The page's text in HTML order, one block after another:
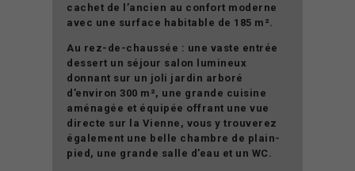
cachet de l’ancien au confort moderne
avec une surface habitable de 185 m².
Au rez-de-chaussée : une vaste entrée
dessert un séjour salon lumineux
donnant sur un joli jardin arboré
d’environ 300 m², une grande cuisine
aménagée et équipée offrant une vue
directe sur la Vienne, vous y trouverez
également une belle chambre de plain-
pied, une grande salle d’eau et un WC.